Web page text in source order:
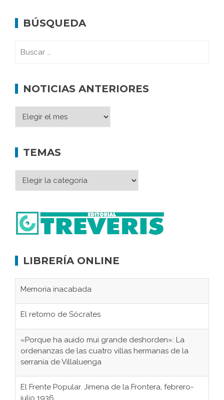
BÚSQUEDA
NOTICIAS ANTERIORES
TEMAS
LIBRERÍA ONLINE
Memoria inacabada
El retorno de Sócrates
«Porque ha auido mui grande deshorden»: La
ordenanzas de las cuatro villas hermanas de la
serranía de Villaluenga
El Frente Popular. Jimena de la Frontera, febrero-
julio 1936